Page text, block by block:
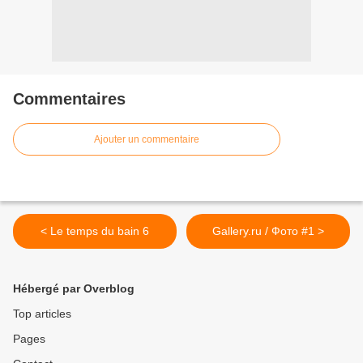
Commentaires
Ajouter un commentaire
< Le temps du bain 6 Gallery.ru / Фото #1 >
Hébergé par Overblog
Top articles
Pages